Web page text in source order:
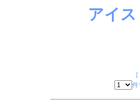
アイ
[
件